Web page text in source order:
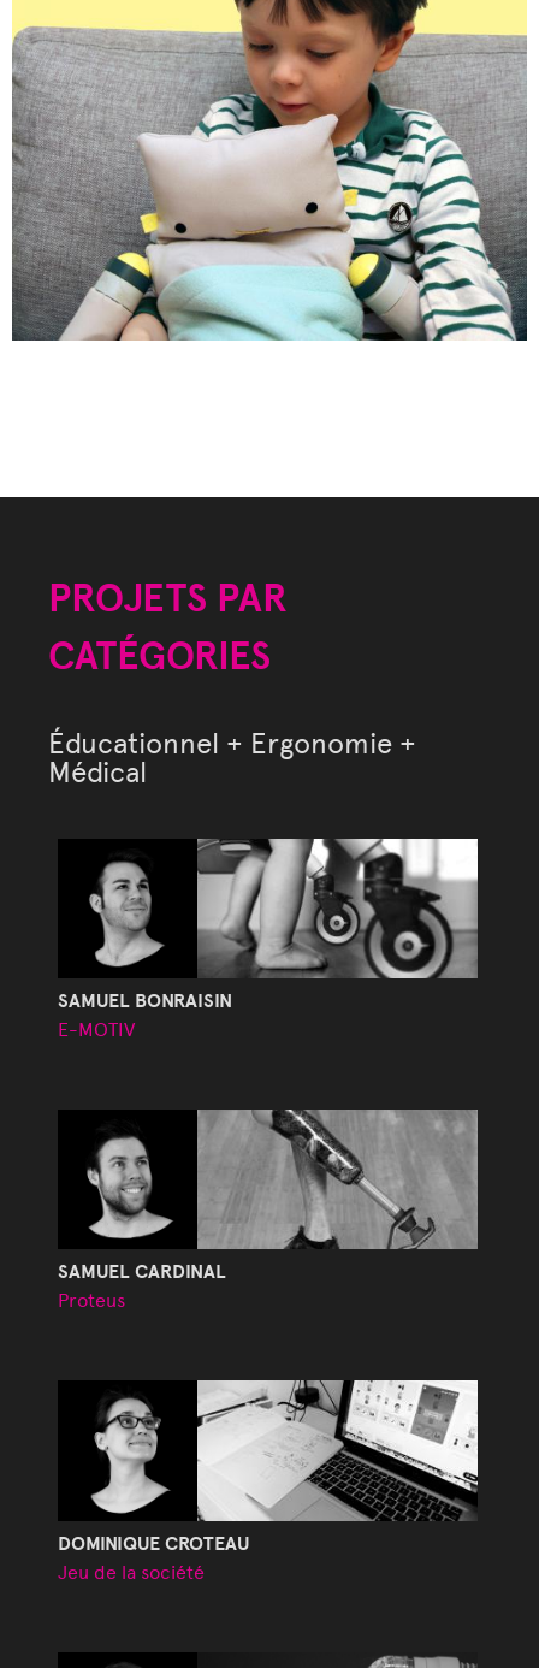
PROJETS PAR
CATÉGORIES
Éducationnel + Ergonomie +
Médical
SAMUEL BONRAISIN
E-MOTIV
SAMUEL CARDINAL
Proteus
DOMINIQUE CROTEAU
Jeu de la société